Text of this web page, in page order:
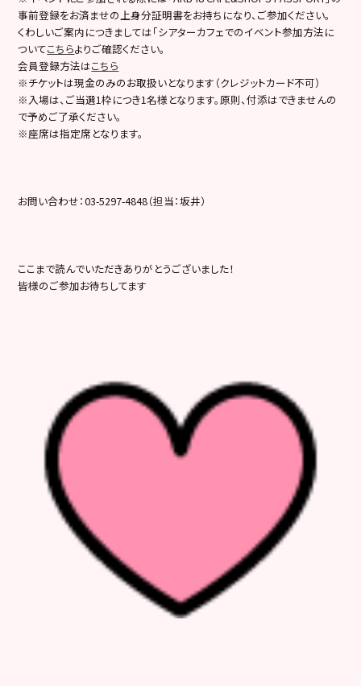
事前登録をお済ませの上身分証明書をお持ちになり、ご参加ください。
くわしいご案内につきましては「シアターカフェでのイベント参加方法に
ついてこちらよりご確認ください。
会員登録方法はこちら
※チケットは現金のみのお取扱いとなります（クレジットカード不可）
※入場は、ご当選1枠につき1名様となります。原則、付添はできませんの
で予めご了承ください。
※座席は指定席となります。
お問い合わせ：03-5297-4848（担当：坂井）
ここまで読んでいただきありがとうございました！
皆様のご参加お待ちしてます